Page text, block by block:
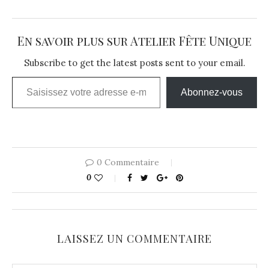
En savoir plus sur Atelier Fête Unique
Subscribe to get the latest posts sent to your email.
Saisissez votre adresse e-mail…
Abonnez-vous
0 Commentaire
0
LAISSEZ UN COMMENTAIRE